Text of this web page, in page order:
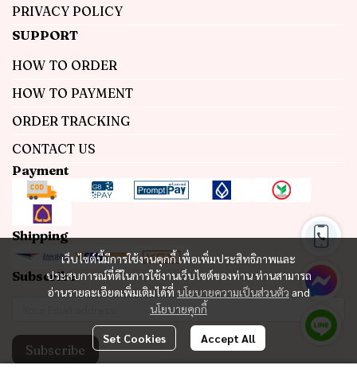
เว็บไซต์นี้มีการใช้งานคุกกี้ เพื่อเพิ่มประสิทธิภาพและ
ประสบการณ์ที่ดีในการใช้งานเว็บไซต์ของท่าน ท่านสามารถ
อ่านรายละเอียดเพิ่มเติมได้ที่ นโยบายความเป็นส่วนตัว and
นโยบายคุกกี้
Set Cookies Accept All
PRIVACY POLICY
SUPPORT
HOW TO ORDER
HOW TO PAYMENT
ORDER TRACKING
CONTACT US
Payment
Shipping
Subscribe
Subscribe